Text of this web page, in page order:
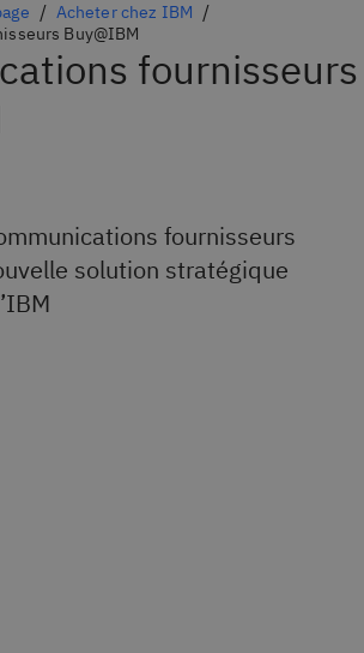
Acheter chez IBM
Buy@IBM
fournisseurs
fournisseurs
solution stratégique